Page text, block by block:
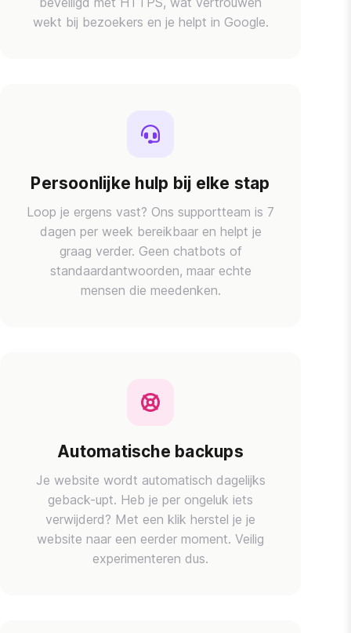
wekt bij bezoekers en je helpt in Google.
Persoonlijke hulp bij elke stap
Loop je ergens vast? Ons supportteam is 7
dagen per week bereikbaar en helpt je
graag verder. Geen chatbots of
standaardantwoorden, maar echte
mensen die meedenken.
Automatische backups
Je website wordt automatisch dagelijks
geback-upt. Heb je per ongeluk iets
verwijderd? Met een klik herstel je je
website naar een eerder moment. Veilig
experimenteren dus.